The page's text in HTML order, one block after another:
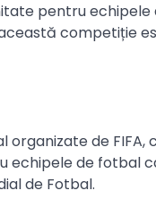
pentru
competiție
de
echipele de fotbal
de Fotbal.